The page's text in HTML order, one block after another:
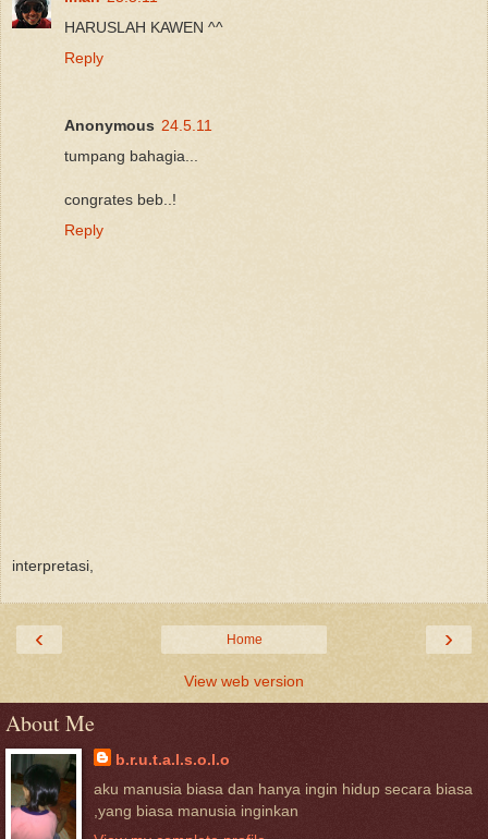
HARUSLAH KAWEN ^^
Reply
Anonymous 24.5.11
tumpang bahagia...
congrates beb..!
Reply
interpretasi,
‹ ›
Home
View web version
About Me
b.r.u.t.a.l.s.o.l.o
aku manusia biasa dan hanya ingin hidup secara biasa
,yang biasa manusia inginkan